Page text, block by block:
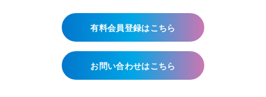
有料会員登録はこちら
お問い合わせはこちら